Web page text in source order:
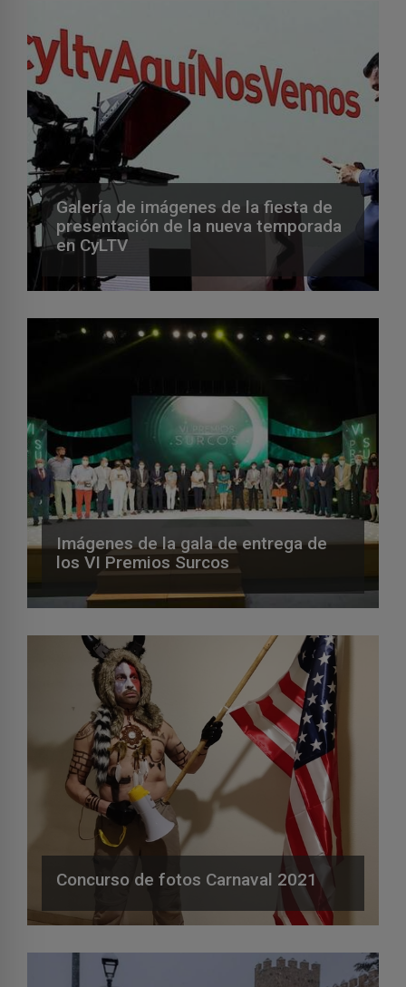
Galería de imágenes de la fiesta de
presentación de la nueva temporada
en CyLTV
Imágenes de la gala de entrega de
los VI Premios Surcos
Concurso de fotos Carnaval 2021